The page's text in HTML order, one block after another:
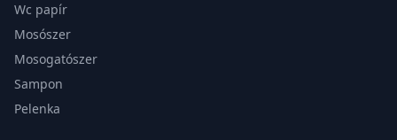
Wc papír
Mosószer
Mosogatószer
Sampon
Pelenka